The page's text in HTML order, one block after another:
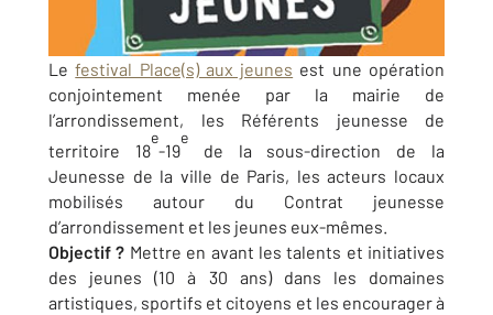
Lefestival Place(s) aux jeunes est une opération
conjointement menée par la mairie de
l’arrondissement, les Référents jeunesse de
territoire 18
e
-19
e
de la sous-direction de la
Jeunesse de la ville de Paris, les acteurs locaux
mobilisés autour du Contrat jeunesse
d’arrondissement et les jeunes eux-mêmes.
Objectif ? Mettre en avant les talents et initiatives
des jeunes (10 à 30 ans) dans les domaines
artistiques, sportifs et citoyens et les encourager à